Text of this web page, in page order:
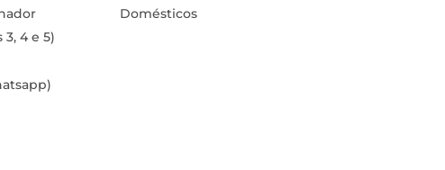
3, 4 e 5)
Domésticos